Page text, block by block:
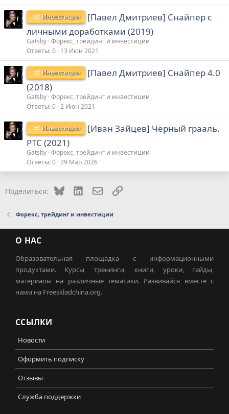
Инвестиции
[Павел Дмитриев] Снайпер с
личными доработками (2019)
Gatsby Форекс, трейдинг и инвестиции
Ответы 0 13 Июн 2021
Инвестиции
[Павел Дмитриев] Снайпер 4.0
(2018)
Gatsby Форекс, трейдинг и инвестиции
Ответы 0 2 Июн 2021
Инвестиции
[Иван Зайцев] Чёрный грааль.
РТС (2021)
Gatsby Форекс, трейдинг и инвестиции
Ответы 0 29 Мар 2026
Поделиться: Bluesky LinkedInЭлектронная почта
Ссылка
Форекс, трейдинг и инвестиции
О НАС
Образовательная площадка с информационными
продуктами. Курсы, тренинги, книги, уроки, гайды,
материалы на различные тематики. Развивайся вместе с
нами на Freeskladchina.org.
ССЫЛКИ
Новости
Оформить подписку
Отзывы
Служба поддержки